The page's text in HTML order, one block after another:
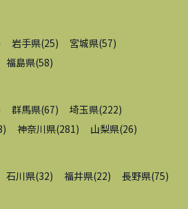
岩手県(25) 宮城県(57)
福島県(58)
群馬県(67) 埼玉県(222)
) 神奈川県(281) 山梨県(26)
石川県(32) 福井県(22) 長野県(75)